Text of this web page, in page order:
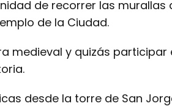
de recorrer las murallas
de la Ciudad.
medieval y quizás participar
desde la torre de San